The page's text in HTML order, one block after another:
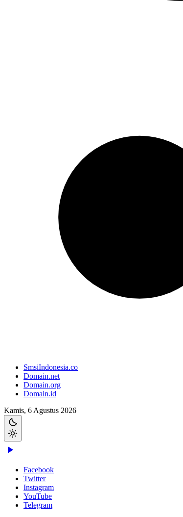
SmsiIndonesia.co
Domain.net
Domain.org
Domain.id
Kamis, 6 Agustus 2026
Facebook
Twitter
Instagram
YouTube
Telegram